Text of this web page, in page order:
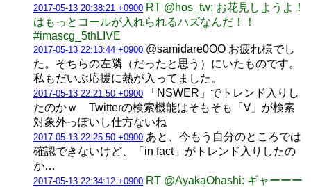
2017-05-13 20:38:21 +0900 RT @hos_tw: お花見しようよ！
はもっとコールが入れられるハズなんだ！！
#imascg_5thLIVE
2017-05-13 22:13:44 +0900 @samidare0OO お疲れ様でし
た。そちらの左隣（だったと思う）にいたものです。
私もだいぶ応援に熱が入ってました。
2017-05-13 22:21:50 +0900 「NSWER」でトレンド入りし
たのかｗ Twitterの検索機能はそもそも「∀」が検索
対象外っぽいし仕方ないね
2017-05-13 22:25:50 +0900 あと、今もう自分のところでは
確認できないけど、「in fact」がトレンド入りしたの
か…
2017-05-13 22:34:12 +0900 RT @AyakaOhashi: ギャーーー